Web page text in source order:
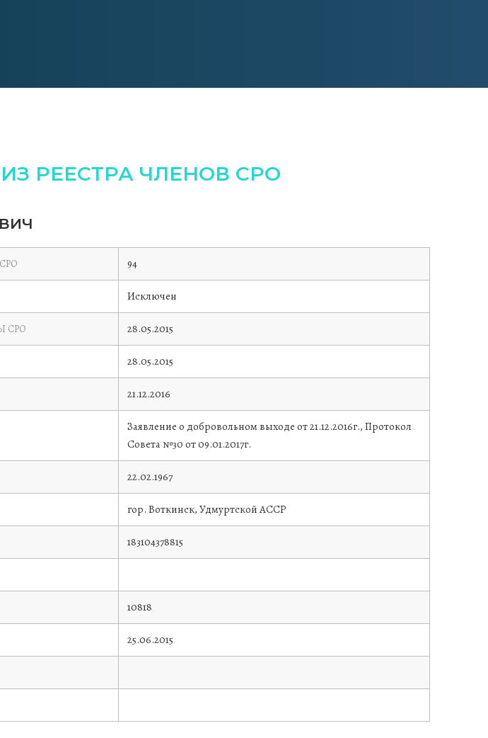
РЕЕСТРА ЧЛЕНОВ СРО
94
Исключен
СРО 28.05.2015
28.05.2015
21.12.2016
Заявление о добровольном выходе от 21.12.2016г., Протокол
Совета №30 от 09.01.2017г.
22.02.1967
гор. Воткинск, Удмуртской АССР
183104378815
10818
25.06.2015